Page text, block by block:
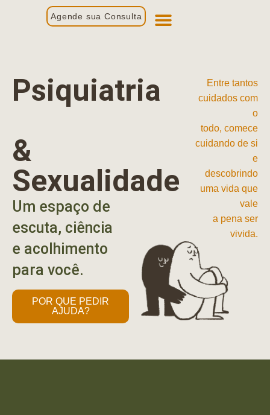
Agende sua Consulta
Psiquiatria
&
Sexualidade
Um espaço de
escuta, ciência
e acolhimento
para você.
POR QUE PEDIR
AJUDA?
Entre tantos
cuidados com
o
todo, comece
cuidando de si
e
descobrindo
uma vida que
vale
a pena ser
vivida.